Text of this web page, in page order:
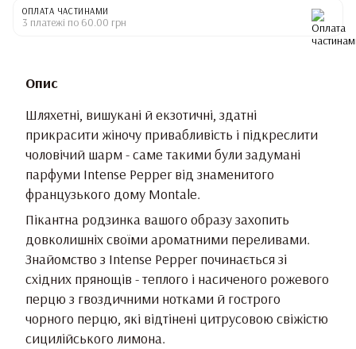
ОПЛАТА ЧАСТИНАМИ
3 платежі по 60.00 грн
Опис
Шляхетні, вишукані й екзотичні, здатні
прикрасити жіночу привабливість і підкреслити
чоловічий шарм - саме такими були задумані
парфуми Intense Pepper від знаменитого
французького дому Montale.
Пікантна родзинка вашого образу захопить
довколишніх своїми ароматними переливами.
Знайомство з Intense Pepper починається зі
східних прянощів - теплого і насиченого рожевого
перцю з гвоздичними нотками й гострого
чорного перцю, які відтінені цитрусовою свіжістю
сицилійського лимона.